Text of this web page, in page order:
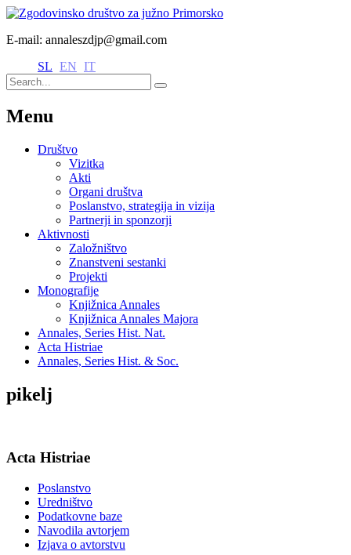
E-mail: annaleszdjp@gmail.com
SL EN IT
Menu
Društvo
Vizitka
Akti
Organi društva
Poslanstvo, strategija in vizija
Partnerji in sponzorji
Aktivnosti
Založništvo
Znanstveni sestanki
Projekti
Monografije
Knjižnica Annales
Knjižnica Annales Majora
Annales, Series Hist. Nat.
Acta Histriae
Annales, Series Hist. & Soc.
pikelj
Acta Histriae
Poslanstvo
Uredništvo
Podatkovne baze
Navodila avtorjem
Izjava o avtorstvu